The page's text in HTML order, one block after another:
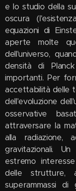
e lo studio della
oscura
equazioni di
aperte molte
dell'universo,
densità di
importanti. Per
accettabilità delle
dell'evoluzione
osservative
attraversare la
alla
gravitazionali.
estremo
delle
superammassi di